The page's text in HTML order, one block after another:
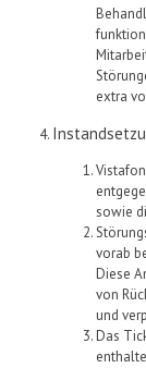
extra
Vistafon
sowie
vorab
Diese
von
und
Das